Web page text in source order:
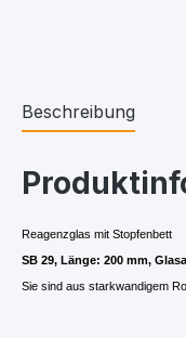
Beschreibung
Reagenzglas mit Stopfenbett
SB 29, Länge: 200 mm,
Sie sind aus starkwandigem